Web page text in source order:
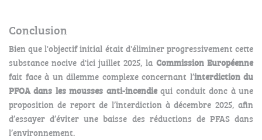
Conclusion
Bien que l'objectif initial était d'éliminer progressivement cette
substance nocive d'ici juillet 2025, la Commission Européenne
fait face à un dilemme complexe concernant l’interdiction du
PFOA dans les mousses anti-incendiequi conduit donc à une
proposition de report de l’interdiction à décembre 2025, afin
d’essayer d’éviter une baisse des réductions de PFAS dans
l’environnement.